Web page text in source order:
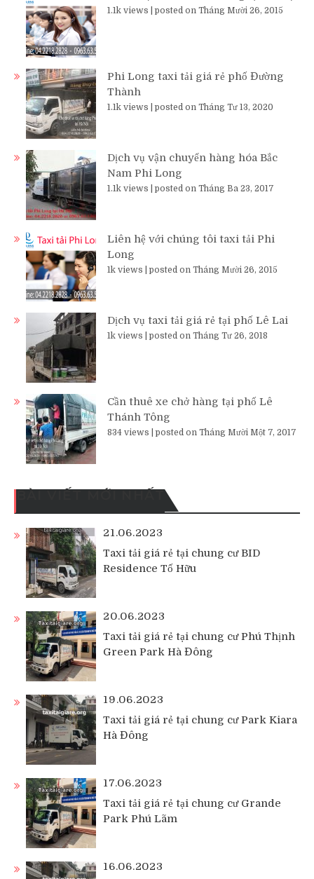
1.1k views posted on Tháng Mười 26, 2015
Phi Long taxi tải giá rẻ phố Đường
Thành
1.1k views posted on Tháng Tư 13, 2020
Dịch vụ vận chuyển hàng hóa Bắc
Nam Phi Long
1.1k views posted on Tháng Ba 23, 2017
Liên hệ với chúng tôi taxi tải Phi
Long
1k views posted on Tháng Mười 26, 2015
Dịch vụ taxi tải giá rẻ tại phố Lê Lai
1k views posted on Tháng Tư 26, 2018
Cần thuê xe chở hàng tại phố Lê
Thánh Tông
834 views posted on Tháng Mười Một 7, 2017
BÀI VIẾT MỚI NHẤT
21.06.2023
Taxi tải giá rẻ tại chung cư BID
Residence Tố Hữu
20.06.2023
Taxi tải giá rẻ tại chung cư Phú Thịnh
Green Park Hà Đông
19.06.2023
Taxi tải giá rẻ tại chung cư Park Kiara
Hà Đông
17.06.2023
Taxi tải giá rẻ tại chung cư Grande
Park Phú Lãm
16.06.2023